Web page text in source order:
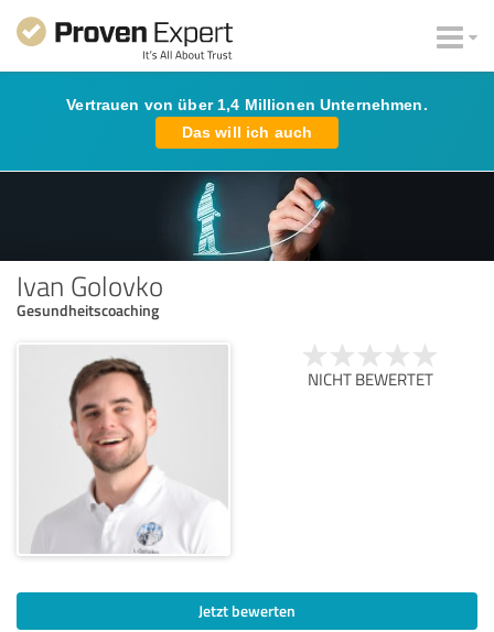
Vertrauen von über 1,4 Millionen Unternehmen.
Das will ich auch
Ivan Golovko
Gesundheitscoaching
NICHT BEWERTET
Jetzt bewerten